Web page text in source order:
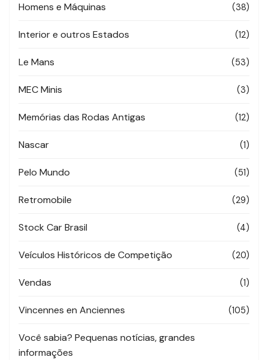
Homens e Máquinas (38)
Interior e outros Estados (12)
Le Mans (53)
MEC Minis (3)
Memórias das Rodas Antigas (12)
Nascar (1)
Pelo Mundo (51)
Retromobile (29)
Stock Car Brasil (4)
Veículos Históricos de Competição (20)
Vendas (1)
Vincennes en Anciennes (105)
Você sabia? Pequenas notícias, grandes
informações